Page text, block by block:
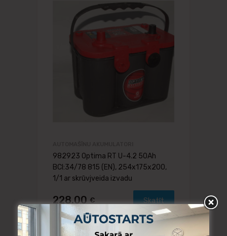
982923 Optima RT U-4.2 50Ah
BCI:34/78 815 (EN), 254x175x200,
1/1 ar skrūvjveida izvadu
228.00€ Skatīt